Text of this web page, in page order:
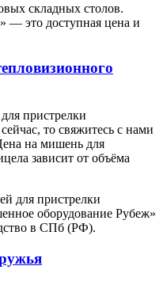
складных столов.
— это доступная цена и
пристрелки
то свяжитесь с нами
на мишень для
зависит от объёма
для пристрелки
оборудование Рубеж»
в СПб (РФ).